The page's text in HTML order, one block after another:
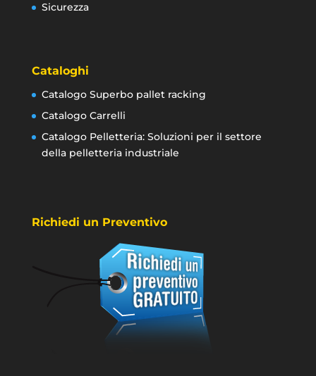
Sicurezza
Cataloghi
Catalogo Superbo pallet racking
Catalogo Carrelli
Catalogo Pelletteria: Soluzioni per il settore
della pelletteria industriale
Richiedi un Preventivo